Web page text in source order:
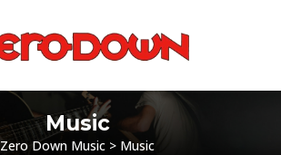
Music
Zero Down Music > Music